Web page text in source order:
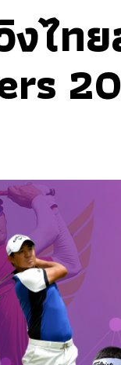
งไท